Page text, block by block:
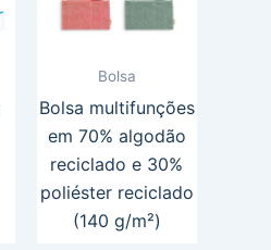
Bolsa
Bolsa multifunções
em 70% algodão
reciclado e 30%
poliéster reciclado
(140 g/m²)